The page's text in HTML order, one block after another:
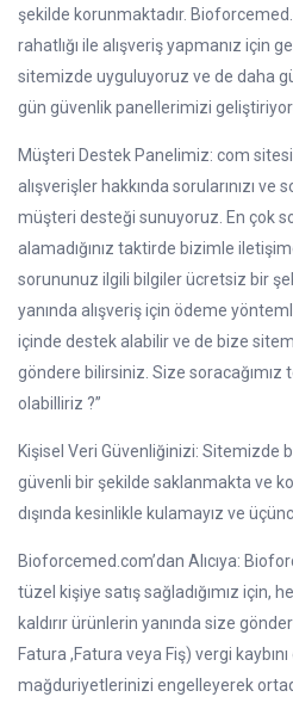
şekilde korunmaktadır.
rahatlığı ile alışveriş yapmanız için
sitemizde uyguluyoruz ve de daha
gün güvenlik panellerimizi
Müşteri Destek Panelimiz: com
alışverişler hakkında sorularınızı ve
müşteri desteği sunuyoruz. En çok
alamadığınız taktirde bizimle
sorununuz ilgili bilgiler ücretsiz bir
yanında alışveriş için ödeme
içinde destek alabilir ve de bize
göndere bilirsiniz. Size soracağımız
olabilliriz ?”
Kişisel Veri Güvenliğinizi: Sitemizde
güvenli bir şekilde saklanmakta ve
dışında kesinlikle kulamayız ve
Bioforcemed.com’dan Alıcıya:
tüzel kişiye satış sağladığımız için,
kaldırır ürünlerin yanında size
Fatura ,Fatura veya Fiş) vergi
mağduriyetlerinizi engelleyerek